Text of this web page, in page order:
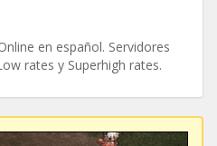
en español. Servidores
rates y Superhigh rates.